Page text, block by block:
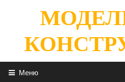
содержимому
Меню